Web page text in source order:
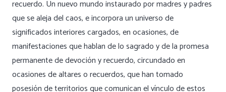
recuerdo. Un nuevo mundo instaurado por madres y padres
que se aleja del caos, e incorpora un universo de
significados interiores cargados, en ocasiones, de
manifestaciones que hablan de lo sagrado y de la promesa
permanente de devoción y recuerdo, circundado en
ocasiones de altares o recuerdos, que han tomado
posesión de territorios que comunican el vínculo de estos